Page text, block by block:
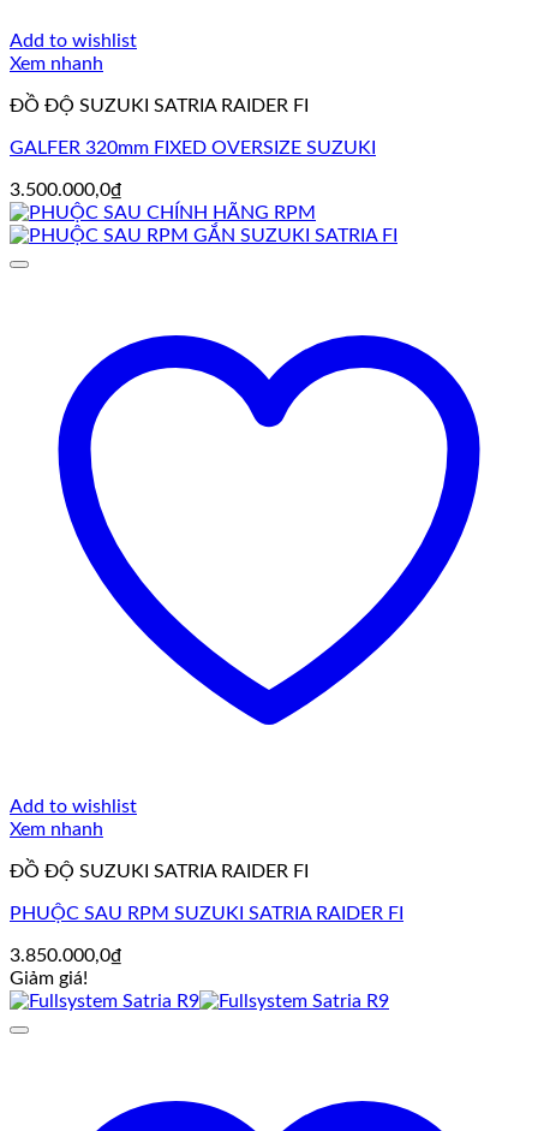
Add to wishlist
Xem nhanh
ĐỒ ĐỘ SUZUKI SATRIA RAIDER FI
GALFER 320mm FIXED OVERSIZE SUZUKI
3.500.000,0₫
Add to wishlist
Xem nhanh
ĐỒ ĐỘ SUZUKI SATRIA RAIDER FI
PHUỘC SAU RPM SUZUKI SATRIA RAIDER FI
3.850.000,0₫
Giảm giá!